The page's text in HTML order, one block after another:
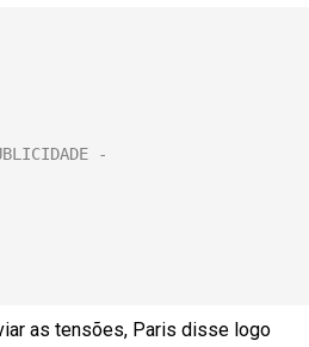
as tensões, Paris disse logo